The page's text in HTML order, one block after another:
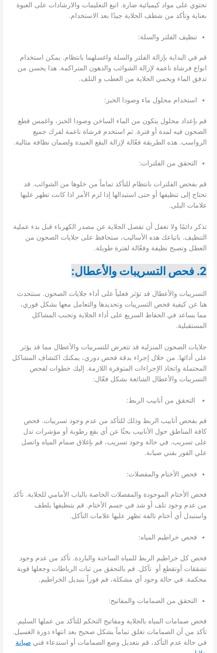
تحتوي على مواد كيميائية ضارة. اتبع التعليمات والارشادات على العبوة
بعناية وتأكد من شطف الجلاية جيدًا بعد الاستخدام.
تنظيف الفلتر والسلة:
قم في البداية بإزالة الفلتر والسلة واغسلهما بانتظام. يمكن استخدام
انواع فرشاة ناعمة لإزالة الشوائب والدهون المتراكمة. هذا يحسن من
تدفق الماء ويحمي الجلاية من العطب و التلف.
استخدام محلول ماء وصودا الخبز:
قم بإعداد محلول يتكون من الماء الساخن وصودا الخبز، واغمس قطع
الصحون فيه لمدة أو فترة. ثم استخدم فرشاة ناعمة لفرك جميع
الرواسب. هذه الطريقة فعّالة لإزالة البقع العنيدة ولضمان نظافة مثالية.
التحقق من الفلترات:
قم بفحص الفلترات بانتظام للتأكد تماماً من خلوها من الشوائب. قد
تحتاج إلى تنظيفها أو حتى استبدالها إذا لزم الأمر اذا كانت تظهر عليها
علامات البلى.
تذكر دائمًا ولا تغفل أن تفصل الجلاية عن مصدر الكهرباء قبل بدء عملية
التنظيف. باتباعك هذه الأساليب، ستحافظ على جلايات الصحون من
العطل وتصبح نظيفة وفعّالة لفترة طويلة.
2. فحص التسريبات والأعطال:
التسريبات والأعطال قد تؤثر فعلياً على أداء جلايات الصحون. سنتحدث
هنا عن كيفية فحص التسريبات وتحديدها والتعامل معها بشكل فوري،
مما يساعد في الحفاظ السريع على أداء الجلاية وتجنب المشاكل
المستقبلية.
جلايات الصحون المنزلية قد تتعرض للتسريبات والأعطال مما قد يؤثر
على أدائها. من خلال إجراء بدقة فحص دوري، يمكنك اكتشاف المشاكل
المحتملة واتخاذ الإجراءات المتوفرة اللازمة. إليك خطوات لفحص
التسريبات والأعطال الشائعة بشكل فعّال:
التحقق من أنابيب الربط:
قم بفحص أنابيب الربط وذلك للتأكد من عدم وجود تسريبات. فحص
كافة المناطق حول الأنابيب بحثًا عن أي بقع رطوبة أو مؤشرات تدل
على تسريب. في حالة وجود تسريب، قم بإغلاق صمام المياه واتصل
علي الفور بفني صيانة.
فحص الأختام والمفصلات:
فحص الأختام الموجودة والمفصلات الخاصة بالباب الأمامي للجلاية. تأكد
من عدم وجود تلف أو شد في جسم الأختام. قم بتنظيفها بلطف
واستبدل أي أختام تالفة تظهر عليها علامات التآكل.
فحص خراطيم المياه:
فحص كل خراطيم الربط للمياه الساخنة والباردة. تأكد من عدم وجود
تشققات أوتقطع أو تآكل. قم بالتحقق من ثبات الرباطات وجعلها قوية
محكمة. في حالة وجود أي مشكلة، قم فوراً بتبديل الخراطيم.
التحقق من الصمامات والمفاتيح:
فحص صمامات المياه بالجلاية ومفاتيح التحكم للتأكد من عملها السليم.
تأكد من أن الصمامات تغلق تماماً بشكل صحيح بعد انتهاء دورة الغسيل.
في حالة عدم التأكد، قم بتعديل وضع الصمامات أو استدعاء فني صيانة